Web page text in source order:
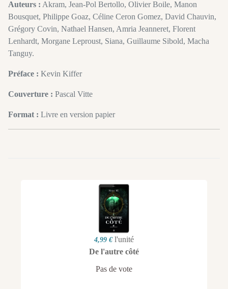
Auteurs : Akram, Jean-Pol Bertollo, Olivier Boile, Manon
Bousquet, Philippe Goaz, Céline Ceron Gomez, David Chauvin,
Grégory Covin, Nathael Hansen, Amria Jeanneret, Florent
Lenhardt, Morgane Leproust, Siana, Guillaume Sibold, Macha
Tanguy.
Préface : Kevin Kiffer
Couverture : Pascal Vitte
Format : Livre en version papier
4,99 € l'unité
De l'autre côté
Pas de vote